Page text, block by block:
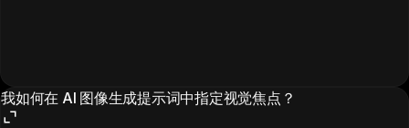
我如何在 AI 图像生成提示词中指定视觉焦点？